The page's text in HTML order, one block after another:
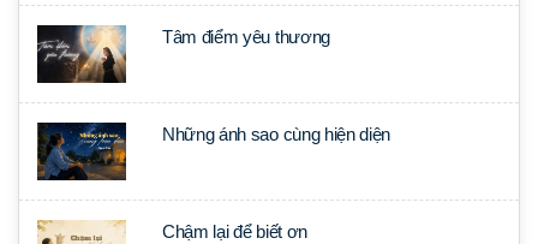
Tâm điểm yêu thương
Những ánh sao cùng hiện diện
Chậm lại để biết ơn